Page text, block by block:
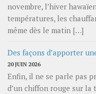
novembre, l’hiver
températures, les
même dès le matin […]
Des façons d’apporter
20 JUIN 2026
Enfin, il ne se parle pas
d’un chiffon rouge sur